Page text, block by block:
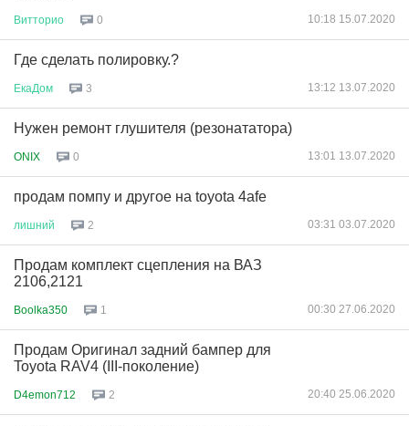
Витторио 0 10:18 15.07.2020
Где сделать полировку.?
ЕкаДом 3 13:12 13.07.2020
Нужен ремонт глушителя (резонататора)
ONIX 0 13:01 13.07.2020
продам помпу и другое на toyota 4afe
лишний 2 03:31 03.07.2020
Продам комплект сцепления на ВАЗ
2106,2121
Boolka350 1 00:30 27.06.2020
Продам Оригинал задний бампер для
Toyota RAV4 (III-поколение)
D4emon712 2 20:40 25.06.2020